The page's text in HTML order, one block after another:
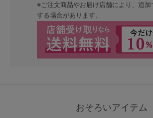
※ご注文商品やお届け店舗により、追
する場合があります。
おそろいアイテム